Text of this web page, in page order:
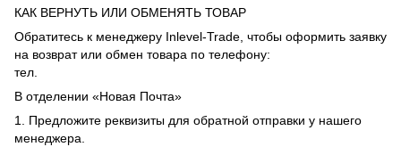
КАК ВЕРНУТЬ ИЛИ ОБМЕНЯТЬ ТОВАР
Обратитесь к менеджеру Inlevel-Trade, чтобы оформить заявку
на возврат или обмен товара по телефону:
тел.
В отделении «Новая Почта»
1. Предложите реквизиты для обратной отправки у нашего
менеджера.